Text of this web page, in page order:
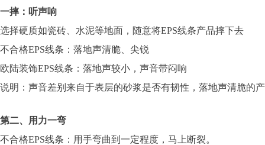
一摔：听声响
选择硬质如瓷砖、水泥等地面，随意将EPS线条产品摔下去
不合格EPS线条：落地声清脆、尖锐
欧陆装饰EPS线条：落地声较小，声音带闷响
说明：声音差别来自于表层的砂浆是否有韧性，落地声清脆的
第二、用力一弯
不合格EPS线条：用手弯曲到一定程度，马上断裂。